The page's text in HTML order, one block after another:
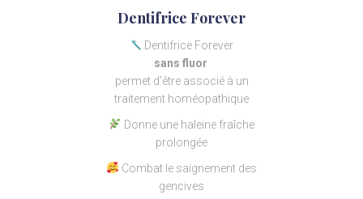
Dentifrice Forever
Dentifrice Forever
sans fluor
permet d’être associé à un
traitement homéopathique
Donne une haleine fraîche
prolongée
Combat le saignement des
gencives